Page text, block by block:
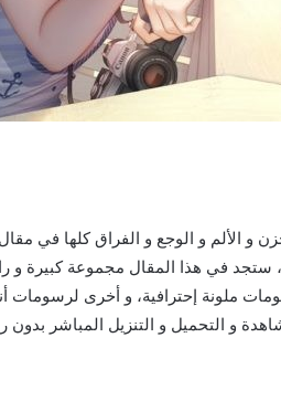
و الألم و الوجع و الفراق كلها في
ستجد في هذا المقال مجموعة كبيرة و
و التحميل و التنزيل المباشر بدون